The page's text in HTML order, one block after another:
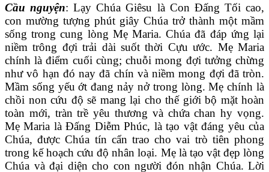
Cầu nguyện: Lạy Chúa Giêsu là Con Đấng Tối cao,
con mường tượng phút giây Chúa trở thành một mầm
sống trong cung lòng Mẹ Maria. Chúa đã đáp ứng lại
niềm trông đợi trải dài suốt thời Cựu ước. Mẹ Maria
chính là điểm cuối cùng; chuỗi mong đợi tưởng chừng
như vô hạn đó nay đã chín và niềm mong đợi đã tròn.
Mầm sống yếu ớt đang nảy nở trong lòng. Mẹ chính là
chồi non cứu độ sẽ mang lại cho thế giới bộ mặt hoàn
toàn mới, tràn trề yêu thương và chứa chan hy vọng.
Mẹ Maria là Đấng Diễm Phúc, là tạo vật đáng yêu của
Chúa, được Chúa tín cẩn trao cho vai trò tiên phong
trong kế hoạch cứu độ nhân loại. Mẹ là tạo vật đẹp lòng
Chúa và đại diện cho con người đón nhận Chúa. Lời